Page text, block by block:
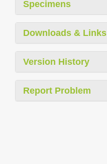
Specimens
Downloads & Links
Version History
Report Problem